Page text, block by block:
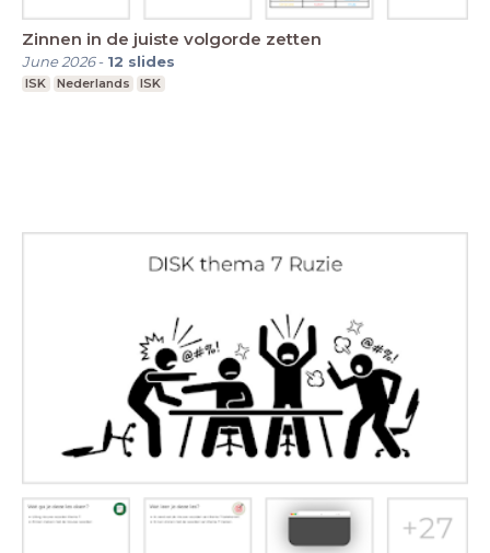
Zinnen in de juiste volgorde zetten
June 2026- 12 slides
ISK Nederlands ISK